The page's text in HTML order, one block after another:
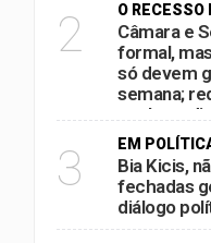
2 O
Câmara e
formal,
só devem
semana;
acelerar
das
3 EM
Bia Kicis,
fechadas
diálogo